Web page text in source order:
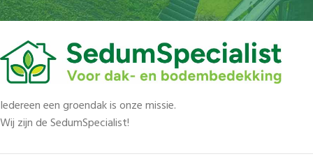
Iedereen een groendak is onze missie.
Wij zijn de SedumSpecialist!